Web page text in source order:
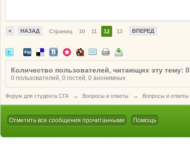
« НАЗАД Страниц 10 11 12 13 ВПЕРЕД
Количество пользователей, читающих эту тему: 0
0 пользователей, 0 гостей, 0 анонимных
Форум для студента СГА → Вопросы и ответы → Вопросы и ответы
Отметить все сообщения прочитанными Помощь